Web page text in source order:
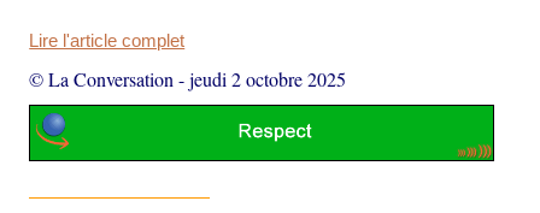
Lire l'article complet
© La Conversation -jeudi 2 octobre 2025